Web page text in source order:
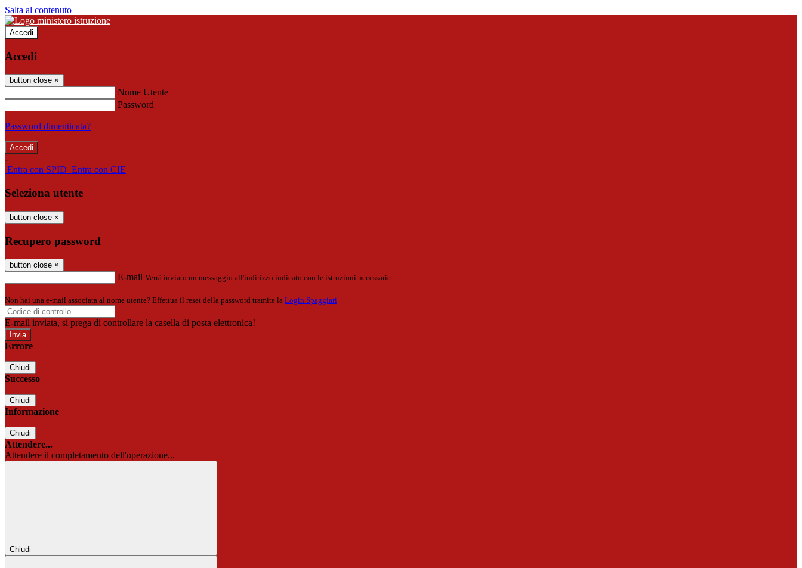
Salta al contenuto
Accedi
Accedi
button close ×
Nome Utente
Password
Password dimenticata?
-
Entra con SPID Entra con CIE
Seleziona utente
button close ×
Recupero password
button close ×
E-mail Verrà inviato un messaggio all'indirizzo indicato con le istruzioni necessarie.
Non hai una e-mail associata al nome utente? Effettua il reset della password tramite la Login Spaggiari
E-mail inviata, si prega di controllare la casella di posta elettronica!
Errore
Chiudi
Successo
Chiudi
Informazione
Chiudi
Attendere...
Attendere il completamento dell'operazione...
Chiudi